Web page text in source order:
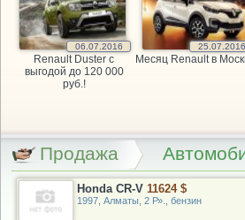
06.07.2016
Renault Duster с
выгодой до 120 000
руб.!
25.07.2016
Месяц Renault в
Продажа
Honda CR-V 11624 $
1997, Алматы, 2 Р»., бензин